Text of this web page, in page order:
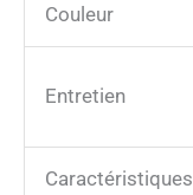
Couleur
Entretien
Caractéristiques